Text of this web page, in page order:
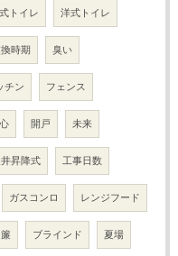
トイレ 洋式トイレ
時期 臭い
チン フェンス
開戸 未来
昇降式 工事日数
ガスコンロ レンジフード
簾 ブラインド 夏場